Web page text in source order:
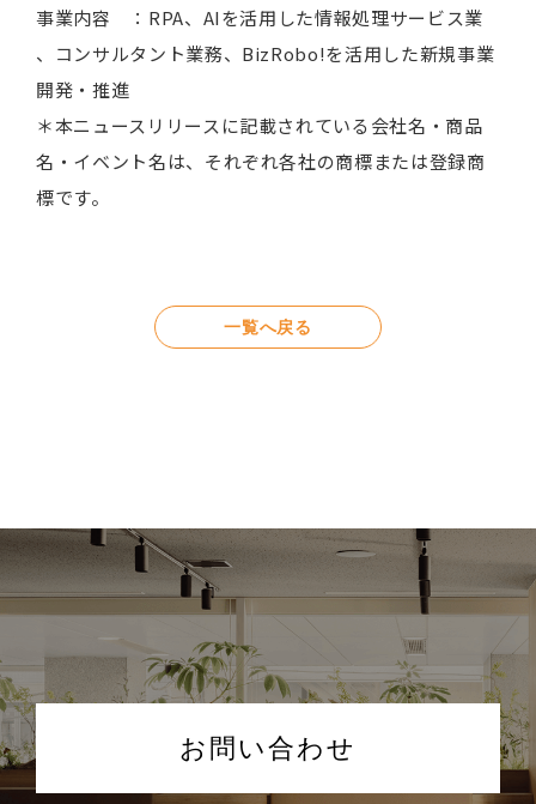
事業内容 ：RPA、AIを活用した情報処理サービス業
、コンサルタント業務、BizRobo!を活用した新規事業
開発・推進
＊本ニュースリリースに記載されている会社名・商品
名・イベント名は、それぞれ各社の商標または登録商
標です。
一覧へ戻る
お問い合わせ